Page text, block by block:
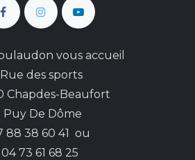
vous accueil
Rue des sports
Chapdes-Beaufort
Puy De Dôme
88 38 60 41 ou
04 73 61 68 25